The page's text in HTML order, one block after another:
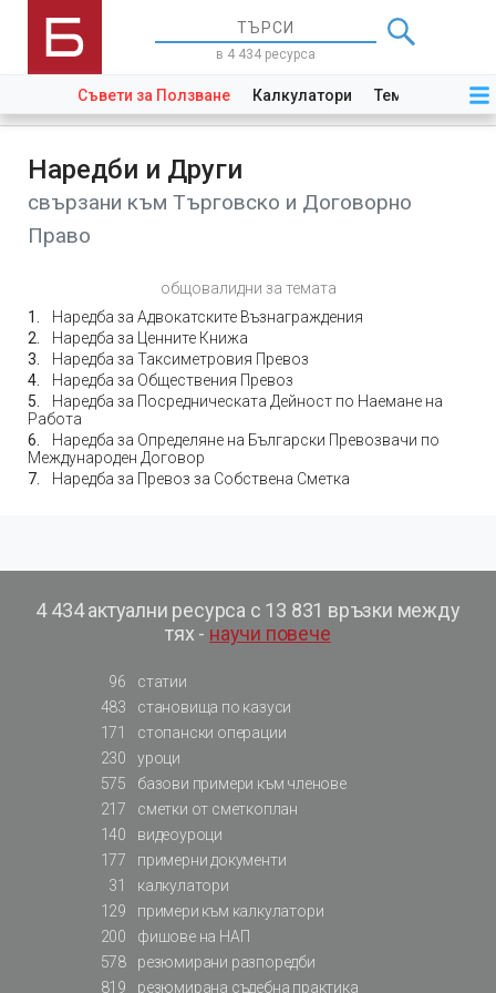
в 4 434 ресурса
Съвети за Ползване Калкулатори Теми Закони
Наредби и Други
свързани към Търговско и Договорно
Право
общовалидни за темата
Наредба за Адвокатските Възнаграждения
Наредба за Ценните Книжа
Наредба за Таксиметровия Превоз
Наредба за Обществения Превоз
Наредба за Посредническата Дейност по Наемане на
Работа
Наредба за Определяне на Български Превозвачи по
Международен Договор
Наредба за Превоз за Собствена Сметка
4 434 актуални ресурса с 13 831 връзки между
тях - научи повече
96
статии
483
становища по казуси
171
стопански операции
230
уроци
575
базови примери към членове
217
сметки от сметкоплан
140
видеоуроци
177
примерни документи
31
калкулатори
129
примери към калкулатори
200
фишове на НАП
578
резюмирани разпоредби
819
резюмирана съдебна практика